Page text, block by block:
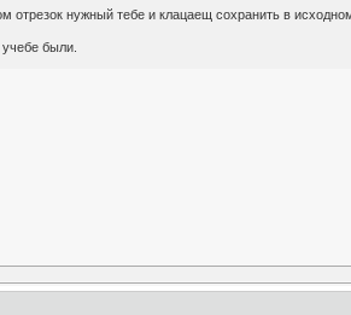
отрезок нужный тебе и клацаещ сохранить в
были.